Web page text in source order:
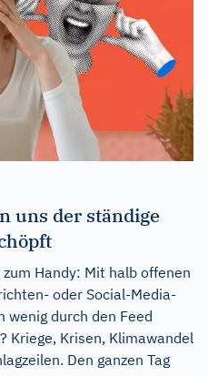
uns der ständige
Handy: Mit halb offenen
oder Social-Media-
wenig durch den Feed
Kriege, Krisen, Klimawandel
Den ganzen Tag